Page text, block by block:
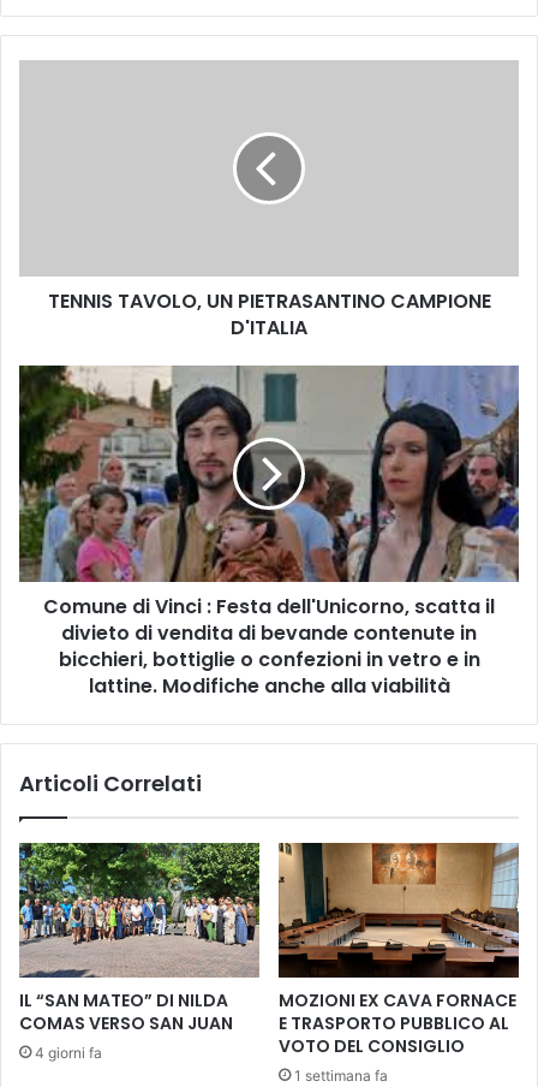
V
,
U
N
I
E
T
R
A
N
C
M
P
I
O
N
E
D
'
I
T
TENNIS TAVOLO, UN PIETRASANTINO CAMPIONE
D'ITALIA
C
o
m
n
e
d
i
V
F
s
d
e
l
l
'
U
n
i
c
Comune di Vinci : Festa dell'Unicorno, scatta il
divieto di vendita di bevande contenute in
bicchieri, bottiglie o confezioni in vetro e in
lattine. Modifiche anche alla viabilità
Articoli Correlati
IL “SAN MATEO” DI NILDA
COMAS VERSO SAN JUAN
4 giorni fa
MOZIONI EX CAVA FORNACE
E TRASPORTO PUBBLICO AL
VOTO DEL CONSIGLIO
1 settimana fa